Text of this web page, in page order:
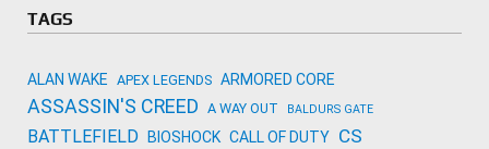
TAGS
ALAN WAKE APEX LEGENDS ARMORED CORE
ASSASSIN'S CREED A WAY OUT BALDURS GATE
BATTLEFIELD BIOSHOCK CALL OF DUTY CS